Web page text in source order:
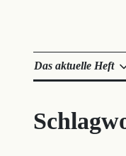
Das aktuelle Heft